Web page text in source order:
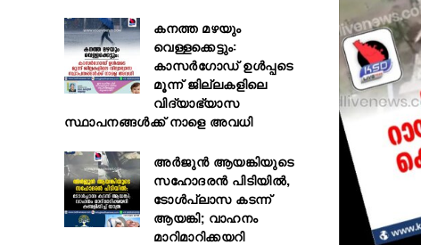
കനത്ത മഴയും
വെള്ളക്കെട്ടും:
കാസർഗോഡ് ഉൾപ്പടെ
മൂന്ന്‌ ജില്ലകളിലെ
വിദ്യാഭ്യാസ
സ്ഥാപനങ്ങള്‍ക്ക് നാളെ അവധി
അർജുൻ ആയങ്കിയുടെ
സഹോദരൻ പിടിയിൽ,
ടോൾപ്ലാസ കടന്ന്
ആയങ്കി; വാഹനം
മാറിമാറിക്കയറി